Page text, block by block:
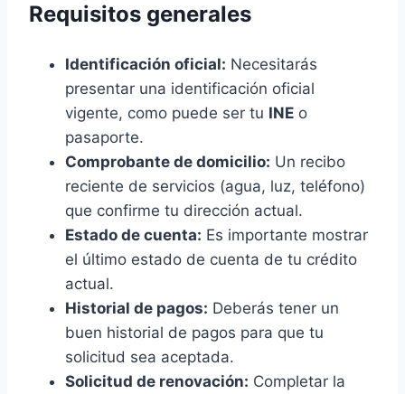
Requisitos generales
Identificación oficial: Necesitarás
presentar una identificación oficial
vigente, como puede ser tu INE o
pasaporte.
Comprobante de domicilio: Un recibo
reciente de servicios (agua, luz, teléfono)
que confirme tu dirección actual.
Estado de cuenta: Es importante mostrar
el último estado de cuenta de tu crédito
actual.
Historial de pagos: Deberás tener un
buen historial de pagos para que tu
solicitud sea aceptada.
Solicitud de renovación: Completar la